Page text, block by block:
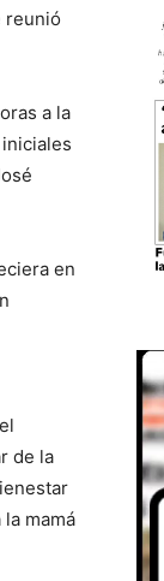
reunió
a la
en
de la
mamá